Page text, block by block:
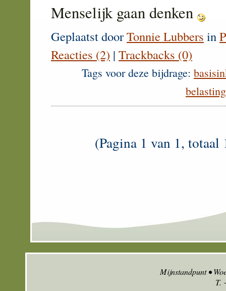
Menselijk gaan denken
Geplaatst doorTonnie Lubbers in
Reacties (2) | Trackbacks (0)
Tags voor deze bijdrage:
(Pagina 1 van 1,
Mijnstandpunt •
T.